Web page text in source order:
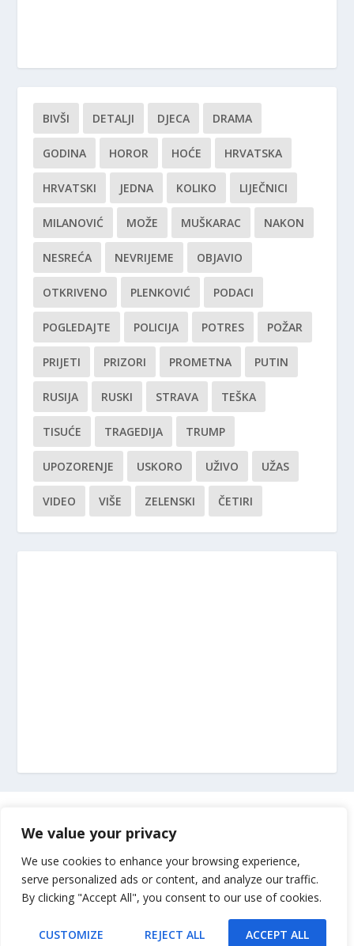
We value your privacy
We use cookies to enhance your browsing experience,
serve personalized ads or content, and analyze our traffic.
By clicking "Accept All", you consent to our use of cookies.
CUSTOMIZE REJECT ALL ACCEPT ALL
BIVŠI DETALJI DJECA DRAMA
GODINA HOROR HOĆE HRVATSKA
HRVATSKI JEDNA KOLIKO LIJEČNICI
MILANOVIĆ MOŽE MUŠKARAC NAKON
NESREĆA NEVRIJEME OBJAVIO
OTKRIVENO PLENKOVIĆ PODACI
POGLEDAJTE POLICIJA POTRES POŽAR
PRIJETI PRIZORI PROMETNA PUTIN
RUSIJA RUSKI STRAVA TEŠKA
TISUĆE TRAGEDIJA TRUMP
UPOZORENJE USKORO UŽIVO UŽAS
VIDEO VIŠE ZELENSKI ČETIRI
Impressum
Uvjeti korištenja
Kontakt